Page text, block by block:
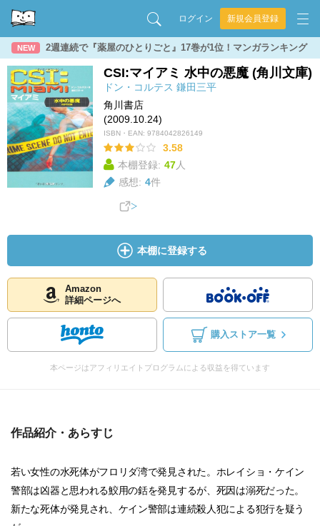
ログイン 新規会員登録
NEW 2週連続で『薬屋のひとりごと』17巻が1位！マンガランキング
CSI:マイアミ 水中の悪魔 (角川文庫)
ドン・コルテス 鎌田三平
角川書店
(2009.10.24)
ISBN・EAN: 9784042826149
3.58
本棚登録: 47人
感想: 4件
本棚に登録する
Amazon
詳細ページへ
購入ストア一覧
本ページはアフィリエイトプログラムによる収益を得ています
作品紹介・あらすじ
若い女性の水死体がフロリダ湾で発見された。ホレイショ・ケイン
警部は凶器と思われる鮫用の銛を発見するが、死因は溺死だった。
新たな死体が発見され、ケイン警部は連続殺人犯による犯行を疑う